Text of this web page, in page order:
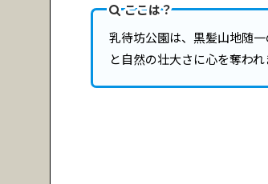
ここは？
乳待坊公園は、黒髪山地随
と自然の壮大さに心を奪われ